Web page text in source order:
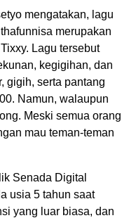
mengatakan, lagu
merupakan
Lagu tersebut
kegigihan, dan
gigih, serta pantang
Namun, walaupun
Meski semua orang
mau teman-teman
Senada Digital
usia 5 tahun saat
yang luar biasa, dan